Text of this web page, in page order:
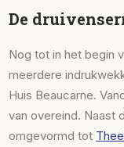
De
Nog tot in het begin
meerdere
Huis Beaucarne.
van overeind. Naast
omgevormd tot